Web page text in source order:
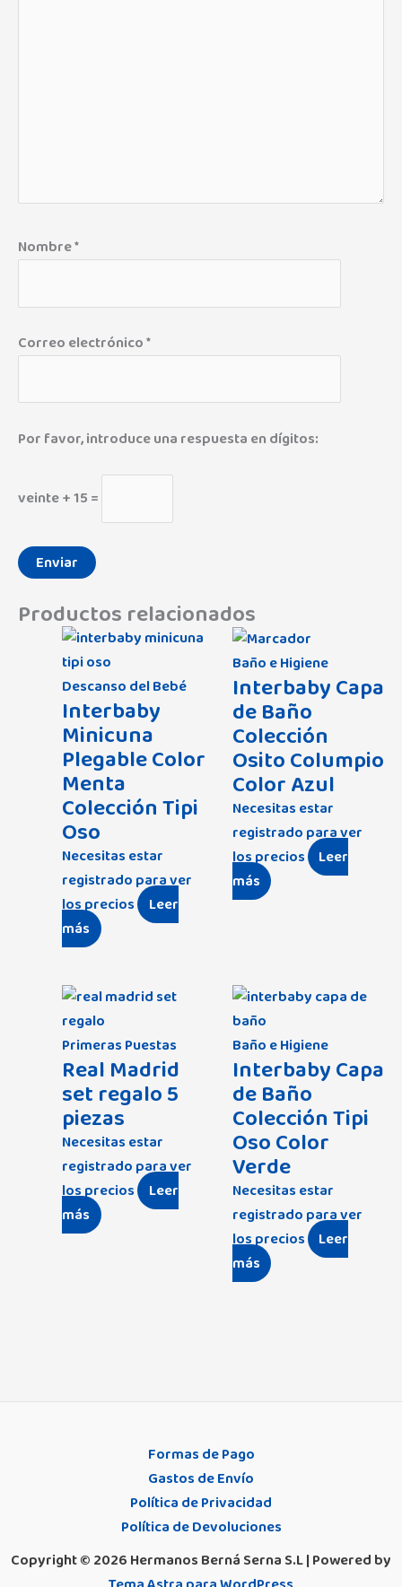
Nombre*
Correo electrónico*
Por favor, introduce una respuesta en dígitos:
veinte + 15 =
Productos relacionados
Descanso del Bebé
Interbaby
Minicuna
Plegable Color
Menta
Colección Tipi
Oso
Necesitas estar
registrado para ver
los precios
Leer
más
Baño e Higiene
Interbaby Capa
de Baño
Colección
Osito Columpio
Color Azul
Necesitas estar
registrado para ver
los precios
Leer
más
Primeras Puestas
Real Madrid
set regalo 5
piezas
Necesitas estar
registrado para ver
los precios
Leer
más
Baño e Higiene
Interbaby Capa
de Baño
Colección Tipi
Oso Color
Verde
Necesitas estar
registrado para ver
los precios
Leer
más
Formas de Pago
Gastos de Envío
Política de Privacidad
Política de Devoluciones
Copyright © 2026 Hermanos Berná Serna S.L | Powered by